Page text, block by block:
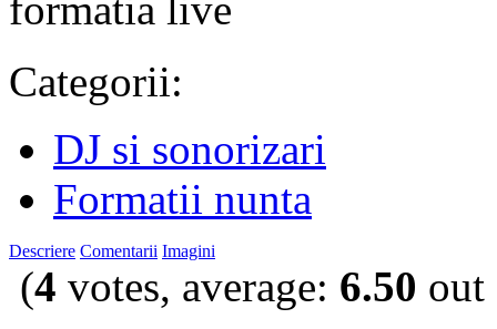
Categorii:
DJ si sonorizari
Formatii nunta
Descriere Comentarii Imagini
(4 votes, average: 6.50 out